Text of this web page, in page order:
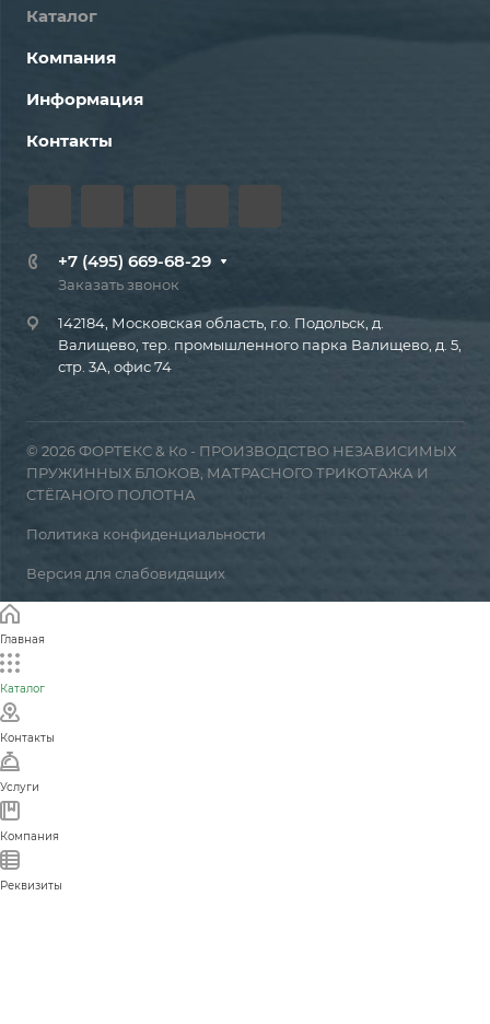
Каталог
Компания
Информация
Контакты
+7 (495) 669-68-29
Заказать звонок
142184, Московская область, г.о. Подольск, д.
Валищево, тер. промышленного парка Валищево, д. 5,
стр. 3А, офис 74
© 2026 ФОРТЕКС & Ко - ПРОИЗВОДСТВО НЕЗАВИСИМЫХ
ПРУЖИННЫХ БЛОКОВ, МАТРАСНОГО ТРИКОТАЖА И
СТЁГАНОГО ПОЛОТНА
Политика конфиденциальности
Версия для слабовидящих
Главная
Каталог
Контакты
Услуги
Компания
Реквизиты